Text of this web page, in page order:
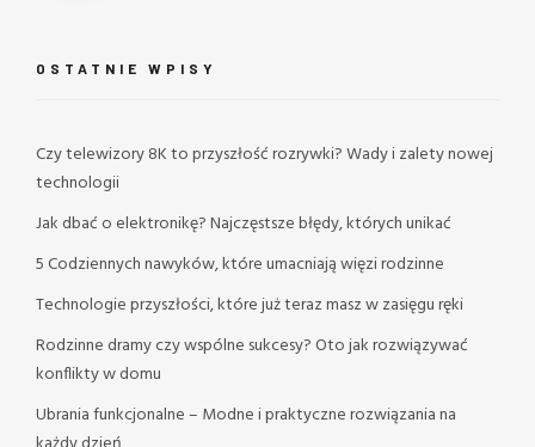
OSTATNIE WPISY
Czy telewizory 8K to przyszłość rozrywki? Wady i zalety nowej
technologii
Jak dbać o elektronikę? Najczęstsze błędy, których unikać
5 Codziennych nawyków, które umacniają więzi rodzinne
Technologie przyszłości, które już teraz masz w zasięgu ręki
Rodzinne dramy czy wspólne sukcesy? Oto jak rozwiązywać
konflikty w domu
Ubrania funkcjonalne – Modne i praktyczne rozwiązania na